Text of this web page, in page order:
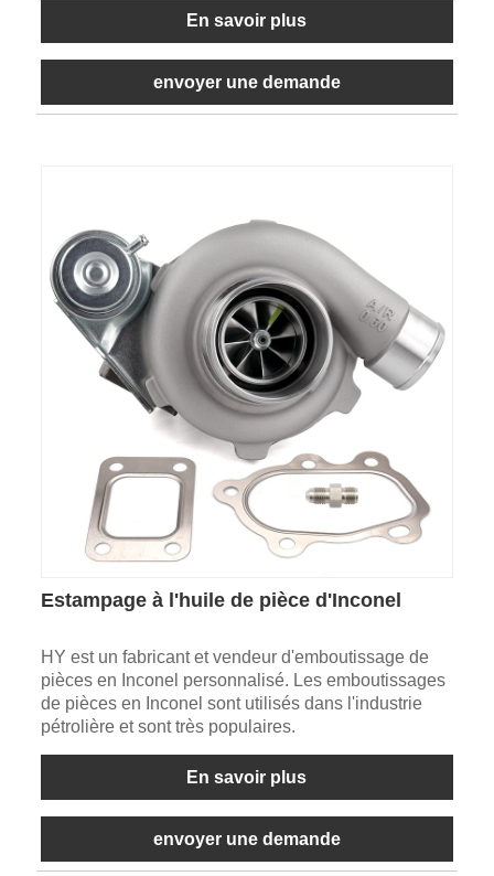
En savoir plus
envoyer une demande
Estampage à l'huile de pièce d'Inconel
HY est un fabricant et vendeur d'emboutissage de
pièces en Inconel personnalisé. Les emboutissages
de pièces en Inconel sont utilisés dans l'industrie
pétrolière et sont très populaires.
En savoir plus
envoyer une demande